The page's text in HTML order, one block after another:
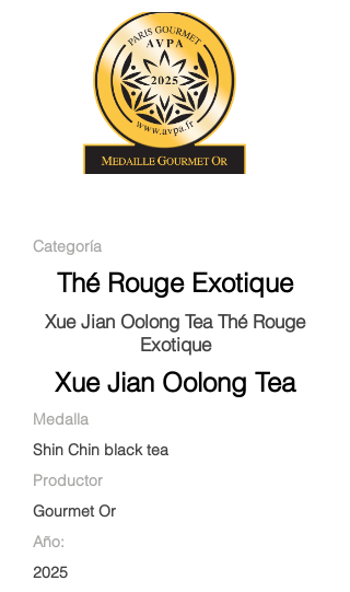
Categoría
Thé Rouge Exotique
Xue Jian Oolong Tea Thé Rouge
Exotique
Xue Jian Oolong Tea
Medalla
Shin Chin black tea
Productor
Gourmet Or
Año:
2025